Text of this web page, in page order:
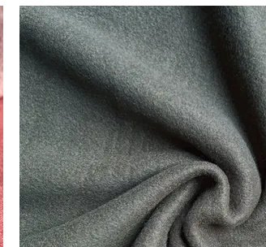
Renk:
NOT: Farklı ağırlık veya genişlik
Lupine Textile'in %80 bambu ve %20
Bambu Piko Terry Kumaşı ile lüks konfor
olağanüstü kumaş, ciltte görkemli bir his
dokuya sahiptir. Bambu liflerinin doğal
özellikleri, bu kumaşı çeşitli uygulamalar
haline getiriyor. Sürdürülebilirlik göz önünde
Bambu Piko Terry yalnızca çevreye duyarlı
zamanda ev giyimi yaratmak için de
dayanıklılığı artırarak kreasyonlarınızın
sağlar. Bu kumaşı yazlık giysiler, şortlar,
kıyafetleri gibi moda giysiler için ideal hale
serinletici etkisinin ek faydasını
dokunuşun her elyafta kusursuz bir şekilde
Bambu Piko Terry Kumaşının çevre dostu